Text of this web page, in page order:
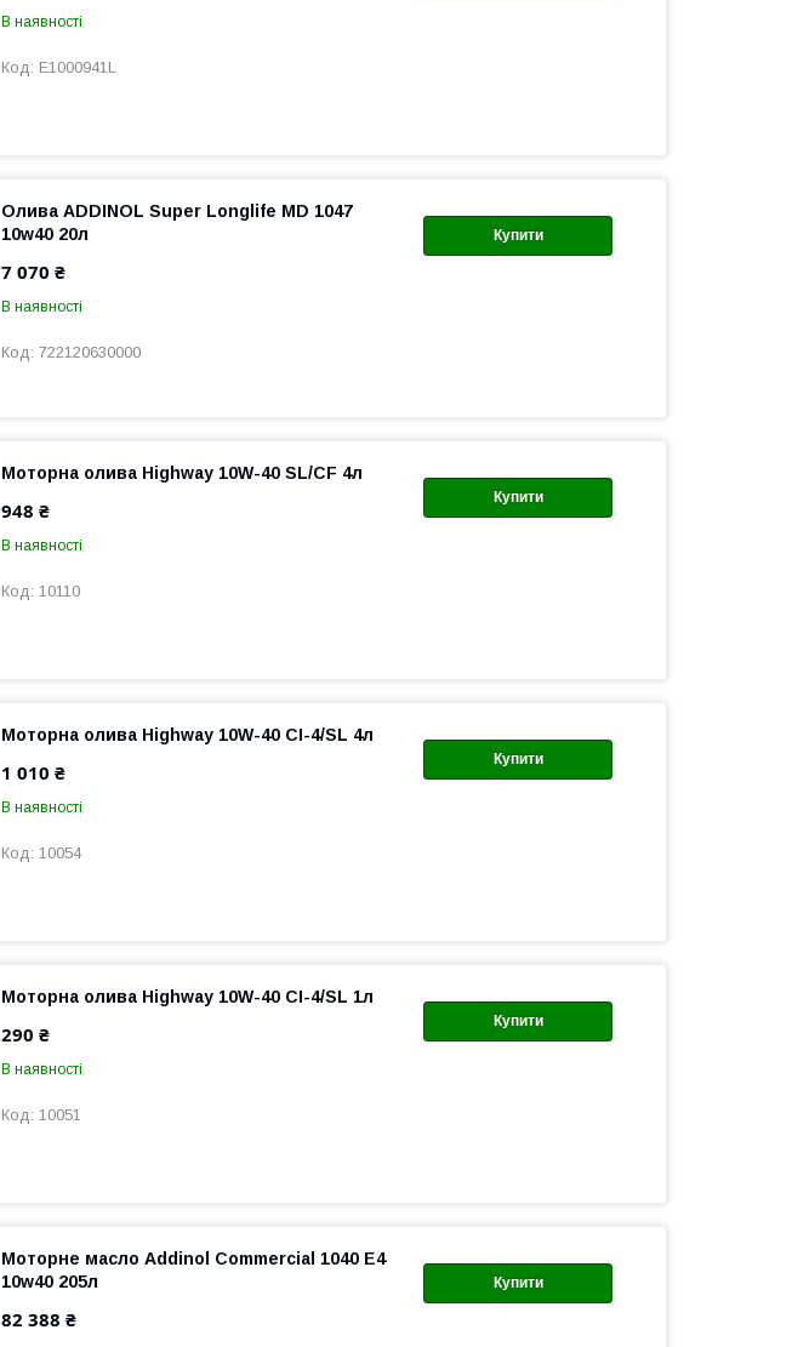
В наявності
E1000941L
Купити
Олива ADDINOL Super Longlife MD 1047
10w40 20л
7 070 ₴
В наявності
722120630000
Купити
Моторна олива Highway 10W-40 SL/CF 4л
948 ₴
В наявності
10110
Купити
Моторна олива Highway 10W-40 CI-4/SL 4л
1 010 ₴
В наявності
10054
Купити
Моторна олива Highway 10W-40 CI-4/SL 1л
290 ₴
В наявності
10051
Купити
Моторне масло Addinol Commercial 1040 E4
10w40 205л
82 388 ₴